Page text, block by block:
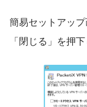
簡易セットアッ
「閉じる」を押下